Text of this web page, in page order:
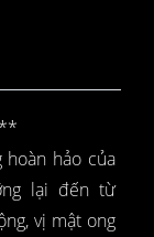
hoàn hảo của
lại đến từ
vị mật ong